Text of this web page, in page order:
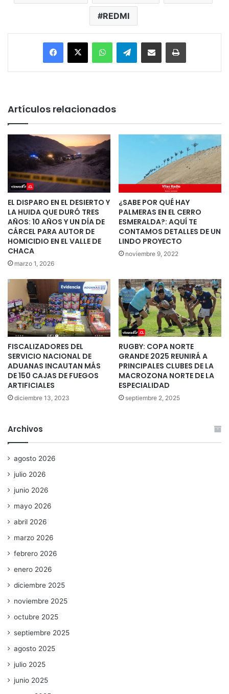
REDMI
Facebook
X WhatsAppTelegramEnviar vía email Imprimir
Artículos relacionados
EL DISPARO EN EL DESIERTO Y
LA HUIDA QUE DURÓ TRES
AÑOS: 10 AÑOS Y UN DÍA DE
CÁRCEL PARA AUTOR DE
HOMICIDIO EN EL VALLE DE
CHACA
marzo 1, 2026
¿SABE POR QUÉ HAY
PALMERAS EN EL CERRO
ESMERALDA?: AQUÍ TE
CONTAMOS DETALLES DE UN
LINDO PROYECTO
noviembre 9, 2022
FISCALIZADORES DEL
SERVICIO NACIONAL DE
ADUANAS INCAUTAN MÁS
DE 150 CAJAS DE FUEGOS
ARTIFICIALES
diciembre 13, 2023
RUGBY: COPA NORTE
GRANDE 2025 REUNIRÁ A
PRINCIPALES CLUBES DE LA
MACROZONA NORTE DE LA
ESPECIALIDAD
septiembre 2, 2025
Archivos
agosto 2026
julio 2026
junio 2026
mayo 2026
abril 2026
marzo 2026
febrero 2026
enero 2026
diciembre 2025
noviembre 2025
octubre 2025
septiembre 2025
agosto 2025
julio 2025
junio 2025